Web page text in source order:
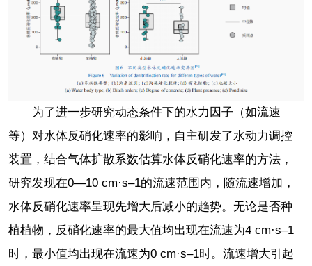
为了进一步研究动态条件下的水力因子（如流速
等）对水体反硝化速率的影响，自主研发了水动力调控
装置，结合气体扩散系数估算水体反硝化速率的方法，
研究发现在0—10 cm·s‒1的流速范围内，随流速增加，
水体反硝化速率呈现先增大后减小的趋势。无论是否种
植植物，反硝化速率的最大值均出现在流速为4 cm·s‒1
时，最小值均出现在流速为0 cm·s‒1时。流速增大引起